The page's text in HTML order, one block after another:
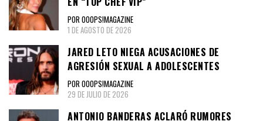
POR OOOPS!MAGAZINE
1 DE AGOSTO DE 2026
JARED LETO NIEGA ACUSACIONES DE
AGRESIÓN SEXUAL A ADOLESCENTES
POR OOOPS!MAGAZINE
29 DE JULIO DE 2026
ANTONIO BANDERAS ACLARÓ RUMORES